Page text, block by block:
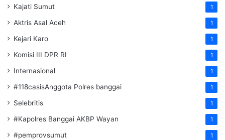
Kajati Sumut 1
Aktris Asal Aceh 1
Kejari Karo 1
Komisi III DPR RI 1
Internasional 1
#118casisAnggota Polres banggai 1
Selebritis 1
#Kapolres Banggai AKBP Wayan 1
#pemprovsumut 1